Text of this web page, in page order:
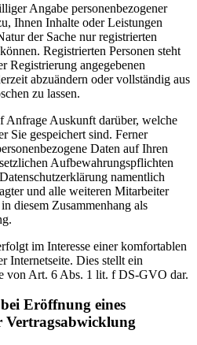
Angabe personenbezogener
Ihnen Inhalte oder Leistungen
der Sache nur registrierten
Registrierten Personen steht
Registrierung angegebenen
abzuändern oder vollständig aus
zu lassen.
Anfrage Auskunft darüber, welche
Sie gespeichert sind. Ferner
Daten auf Ihren
Aufbewahrungspflichten
namentlich
und alle weiteren Mitarbeiter
diesem Zusammenhang als
im Interesse einer komfortablen
Internetseite. Dies stellt ein
von Art. 6 Abs. 1 lit. f DS-GVO dar.
Eröffnung eines